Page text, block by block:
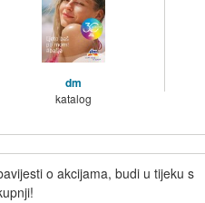
dm
katalog
o akcijama, budi u tijeku s